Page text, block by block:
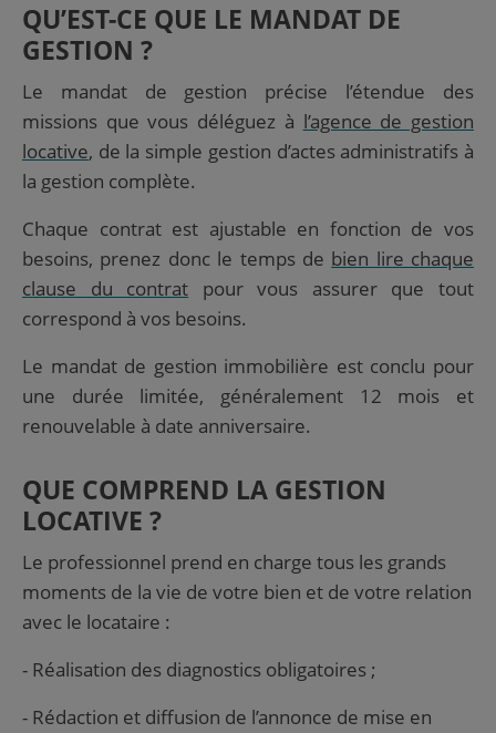
QU’EST-CE QUE LE MANDAT DE
GESTION ?
Le mandat de gestion précise l’étendue des
missions que vous déléguez à l’agence de gestion
locative, de la simple gestion d’actes administratifs à
la gestion complète.
Chaque contrat est ajustable en fonction de vos
besoins, prenez donc le temps de bien lire chaque
clause du contrat pour vous assurer que tout
correspond à vos besoins.
Le mandat de gestion immobilière est conclu pour
une durée limitée, généralement 12 mois et
renouvelable à date anniversaire.
QUE COMPREND LA GESTION
LOCATIVE ?
Le professionnel prend en charge tous les grands
moments de la vie de votre bien et de votre relation
avec le locataire :
- Réalisation des diagnostics obligatoires ;
- Rédaction et diffusion de l’annonce de mise en